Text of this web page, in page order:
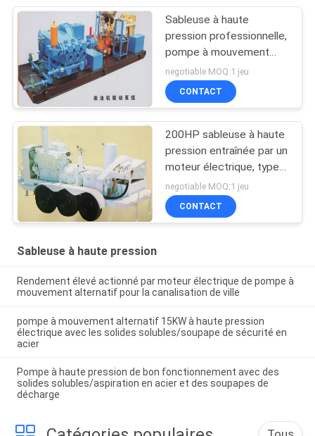
Sableuse à haute
pression professionnelle,
pompe à mouvement
alternatif électrique
industrielle
negotiable MOQ:1 jeu
CONTACT
200HP sableuse à haute
pression entraînée par un
moteur électrique, type
triple pompe de plongeur
de rinçage bonne
negotiable MOQ:1 jeu
CONTACT
Sableuse à haute pression
Rendement élevé actionné par moteur électrique de pompe à
mouvement alternatif pour la canalisation de ville
pompe à mouvement alternatif 15KW à haute pression
électrique avec les solides solubles/soupape de sécurité en
acier
Pompe à haute pression de bon fonctionnement avec des
solides solubles/aspiration en acier et des soupapes de
décharge